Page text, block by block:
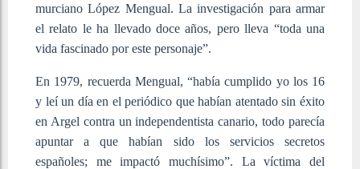
murciano López Mengual. La investigación para armar
el relato le ha llevado doce años, pero lleva “toda una
vida fascinado por este personaje”.
En 1979, recuerda Mengual, “había cumplido yo los 16
y leí un día en el periódico que habían atentado sin éxito
en Argel contra un independentista canario, todo parecía
apuntar a que habían sido los servicios secretos
españoles; me impactó muchísimo”. La víctima del